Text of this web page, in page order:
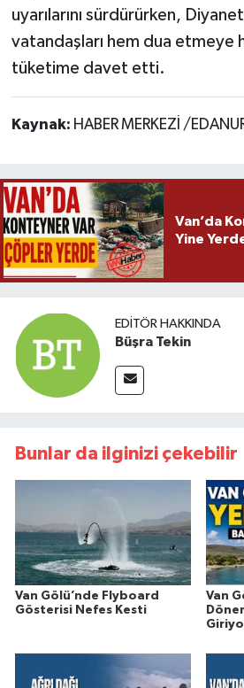
uyarılarını sürdürürken,
vatandaşları hem dua etmeye
tüketime davet etti.
Kaynak: HABER MERKEZİ /
Van’da
Yine
EDITÖR HAKKINDA
Büşra Tekin
Bunlar da ilginizi çekebilir
Van Gölü’nde Flyboard
Gösterisi Nefes Kesti
Van